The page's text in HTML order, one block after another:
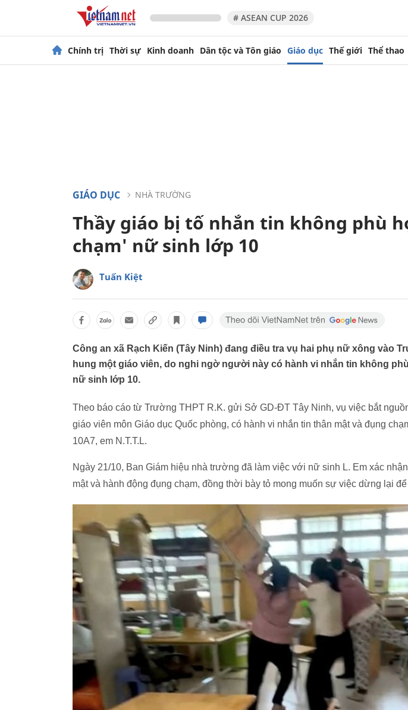
# ASEAN CUP 2026
Chính trị Thời sự Kinh doanh Dân tộc và Tôn giáo Giáo dục Thế giới Thể thao
GIÁO DỤC NHÀ TRƯỜNG
Thầy giáo bị tố nhắn tin không phù
chạm' nữ sinh lớp 10
Tuấn Kiệt
Công an xã Rạch Kiến (Tây Ninh) đang điều tra vụ hai phụ nữ xông vào
hung một giáo viên, do nghi ngờ người này có hành vi nhắn tin không
nữ sinh lớp 10.
Theo báo cáo từ Trường THPT R.K. gửi Sở GD-ĐT Tây Ninh, vụ việc bắt
giáo viên môn Giáo dục Quốc phòng, có hành vi nhắn tin thân mật và đụng
10A7, em N.T.T.L.
Ngày 21/10, Ban Giám hiệu nhà trường đã làm việc với nữ sinh L. Em xác
mật và hành động đụng chạm, đồng thời bày tỏ mong muốn sự việc dừng lại